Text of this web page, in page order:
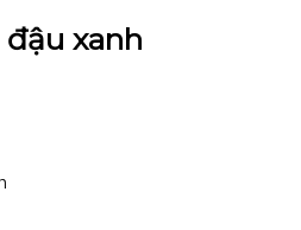
xanh